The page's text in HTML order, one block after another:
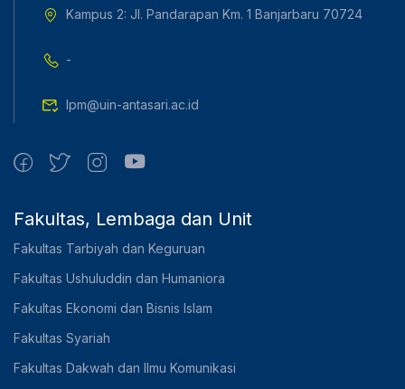
Kampus 2: Jl. Pandarapan Km. 1 Banjarbaru 70724
-
lpm@uin-antasari.ac.id
Fakultas, Lembaga dan Unit
Fakultas Tarbiyah dan Keguruan
Fakultas Ushuluddin dan Humaniora
Fakultas Ekonomi dan Bisnis Islam
Fakultas Syariah
Fakultas Dakwah dan Ilmu Komunikasi